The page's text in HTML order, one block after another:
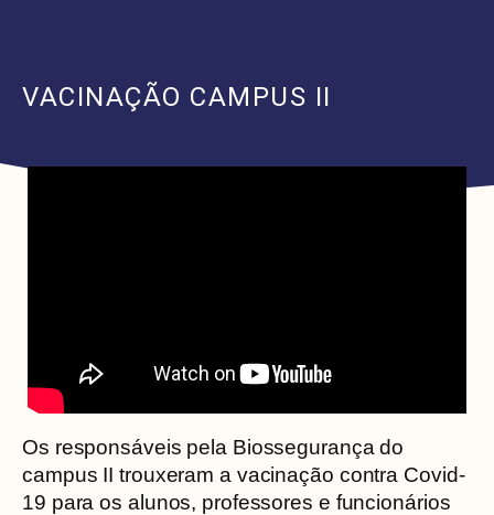
VACINAÇÃO CAMPUS II
Os responsáveis pela Biossegurança do
campus II trouxeram a vacinação contra Covid-
19 para os alunos, professores e funcionários